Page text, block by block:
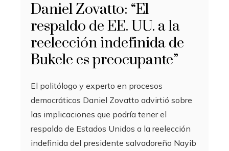
Daniel Zovatto: “El
respaldo de EE. UU. a la
reelección indefinida de
Bukele es preocupante”
El politólogo y experto en procesos
democráticos Daniel Zovatto advirtió sobre
las implicaciones que podría tener el
respaldo de Estados Unidos a la reelección
indefinida del presidente salvadoreño Nayib